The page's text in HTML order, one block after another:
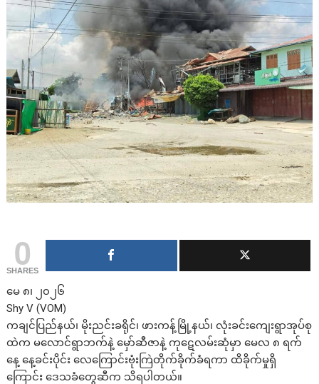
0
SHARES
မေ ၈၊ ၂၀၂၆
Shy V (VOM)
ကချင်ပြည်နယ်၊ မိုးညင်းခရိုင်၊ ဖားကန့်မြို့နယ်၊ လုံးခင်းကျေးရွာအုပ်စု
ထဲက မလောင်ရွာဘက်နဲ့ မှော်ဆီဇာနဲ့ ကုဋေလမ်းဆုံမှာ မေလ ၈ ရက်
နေ့ နေ့ခင်းပိုင်း လေကြောင်းဗုံးကြဲတိုက်ခိုက်ခံရကာ ထိခိုက်မှုရှိ
ကြောင်း ဒေသခံတွေဆီက သိရပါတယ်။